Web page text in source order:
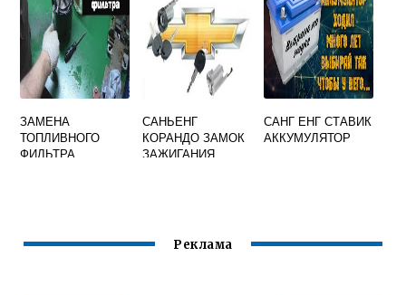
ЗАМЕНА
ТОПЛИВНОГО
ФИЛЬТРА
САНЬЕНГ
КОРАНДО ЗАМОК
ЗАЖИГАНИЯ
САНГ ЕНГ СТАВИК
АККУМУЛЯТОР
Реклама